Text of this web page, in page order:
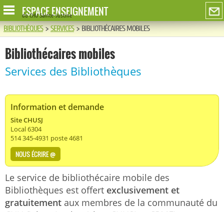
ESPACE ENSEIGNEMENT
du CHU Sainte-Justine
BIBLIOTHÈQUES>SERVICES>BIBLIOTHÉCAIRES MOBILES
Bibliothécaires mobiles
Services des Bibliothèques
Information et demande
Site CHUSJ
Local 6304
514 345-4931 poste 4681
NOUS ÉCRIRE @
Le service de bibliothécaire mobile des
Bibliothèques est offert exclusivement et
gratuitement aux membres de la communauté du